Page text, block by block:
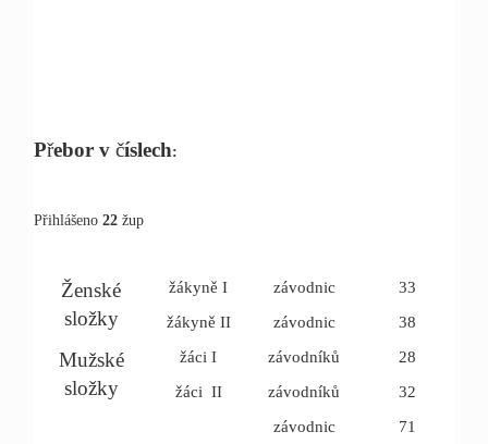
Přebor v číslech:
Přihlášeno 22 žup
Ženské
složky
žákyně I závodnic
33
žákyně II
závodnic 38
Mužské
složky
žáci I závodníků
28
žáci II
závodníků 32
závodnic
71